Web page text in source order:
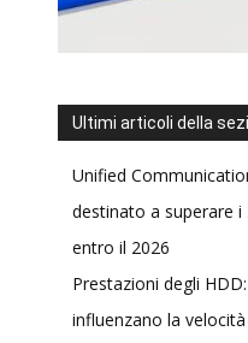
Ultimi articoli della
Unified
destinato a superare i
entro il 2026
Prestazioni degli
influenzano la